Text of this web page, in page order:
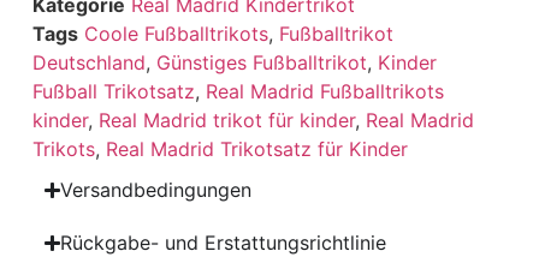
Kategorie Real Madrid Kindertrikot
Tags Coole Fußballtrikots, Fußballtrikot
Deutschland, Günstiges Fußballtrikot, Kinder
Fußball Trikotsatz, Real Madrid Fußballtrikots
kinder, Real Madrid trikot für kinder, Real Madrid
Trikots, Real Madrid Trikotsatz für Kinder
Versandbedingungen
Rückgabe- und Erstattungsrichtlinie